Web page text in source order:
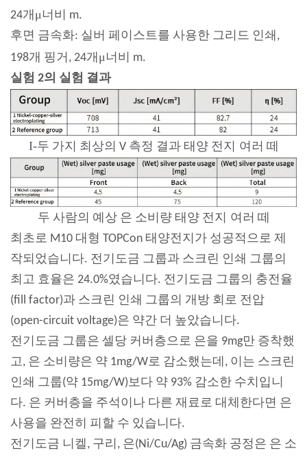
24개 μ 너비 m.
후면 금속화: 실버 페이스트를 사용한 그리드 인쇄,
198개 핑거, 24개 μ 너비 m.
실험 2의 실험 결과
I-두 가지 최상의 V 측정 결과 태양 전지 여러 떼
두 사람의 예상 은 소비량 태양 전지
여러 떼
최초로 M10 대형 TOPCon 태양전지가 성공적으로 제
작되었습니다. 전기도금 그룹과 스크린 인쇄 그룹의
최고 효율은 24.0%였습니다. 전기도금 그룹의 충전율
(fill factor)과 스크린 인쇄 그룹의 개방 회로 전압
(open-circuit voltage)은 약간 더 높았습니다.
전기도금 그룹은 셀당 커버층으로 은을 9mg만 증착했
고, 은 소비량은 약 1mg/W로 감소했는데, 이는 스크린
인쇄 그룹(약 15mg/W)보다 약 93% 감소한 수치입니
다. 은 커버층을 주석이나 다른 재료로 대체한다면 은
사용을 완전히 피할 수 있습니다.
전기도금 니켈, 구리, 은(Ni/Cu/Ag) 금속화 공정은 은 소